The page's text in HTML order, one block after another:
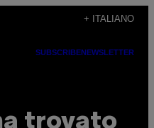
+ ITALIANO
SUBSCRIBENEWSLETTER
trovato